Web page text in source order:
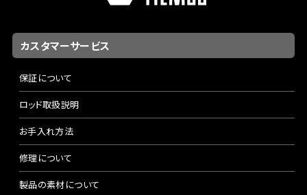
カスタマーサービス
保証について
ロッド取扱説明
お手入れ方法
修理について
製品の素材について